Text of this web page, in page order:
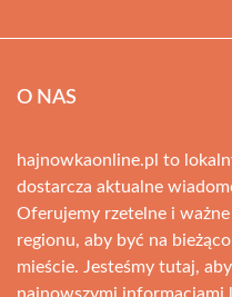
O NAS
hajnowkaonline.pl to
dostarcza aktualne
Oferujemy rzetelne i
regionu, aby być na
mieście. Jesteśmy tutaj,
najnowszymi informacjami